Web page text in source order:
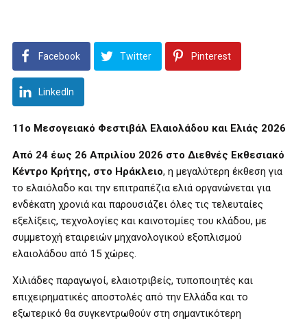
Facebook Twitter Pinterest
LinkedIn
11ο Μεσογειακό Φεστιβάλ Ελαιολάδου και Ελιάς 2026
Από 24 έως 26 Απριλίου 2026 στο Διεθνές Εκθεσιακό
Κέντρο Κρήτης, στο Ηράκλειο, η μεγαλύτερη έκθεση για
το ελαιόλαδο και την επιτραπέζια ελιά οργανώνεται για
ενδέκατη χρονιά και παρουσιάζει όλες τις τελευταίες
εξελίξεις, τεχνολογίες και καινοτομίες του κλάδου, με
συμμετοχή εταιρειών μηχανολογικού εξοπλισμού
ελαιολάδου από 15 χώρες.
Χιλιάδες παραγωγοί, ελαιοτριβείς, τυποποιητές και
επιχειρηματικές αποστολές από την Ελλάδα και το
εξωτερικό θα συγκεντρωθούν στη σημαντικότερη